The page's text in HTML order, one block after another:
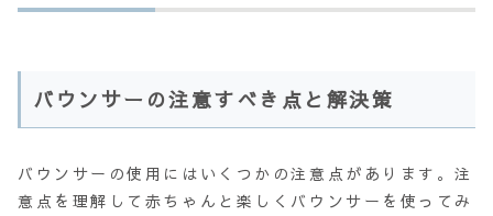
バウンサーの注意すべき点と解決策
バウンサーの使用にはいくつかの注意点があります。注
意点を理解して赤ちゃんと楽しくバウンサーを使ってみ